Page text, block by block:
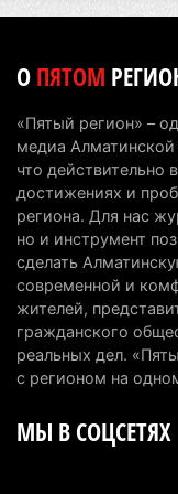
катеров для
директора по
4 августа 2026 г.
Партия
университеты в
рабочих мест
4 августа 2026 г. 15:11
В Алматинской
председателя
В Алматинской
ОПЯТОМ
«Пятый регион» –
медиа
что действительно
достижениях и
региона. Для нас
но и инструмент
сделать
современной и
жителей,
гражданского
реальных дел.
с регионом на
МЫ В СОЦСЕТЯХ